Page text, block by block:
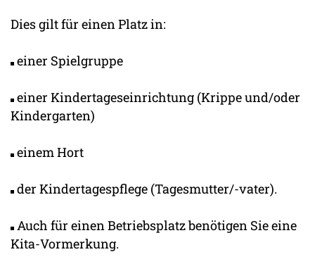
Dies gilt für einen Platz in:
einer Spielgruppe
einer Kindertageseinrichtung (Krippe und/oder
Kindergarten)
einem Hort
der Kindertagespflege (Tagesmutter/-vater).
Auch für einen Betriebsplatz benötigen Sie eine
Kita-Vormerkung.